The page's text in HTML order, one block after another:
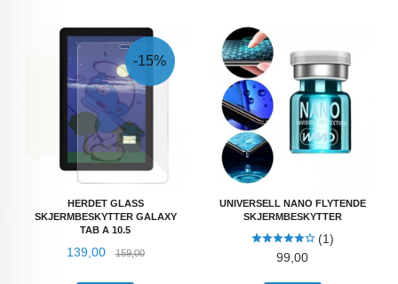
HERDET GLASS
SKJERMBESKYTTER GALAXY
TAB A 10.5
Tilbud
139,00 159,00Rabatt
-15%
UNIVERSELL NANO FLYTENDE
SKJERMBESKYTTER
(1)
Pris
99,00